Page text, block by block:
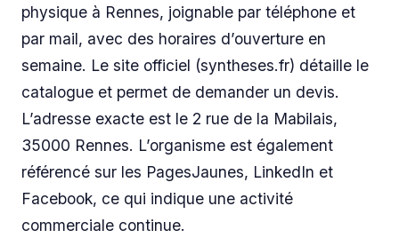
physique à Rennes, joignable par téléphone et
par mail, avec des horaires d’ouverture en
semaine. Le site officiel (syntheses.fr) détaille le
catalogue et permet de demander un devis.
L’adresse exacte est le 2 rue de la Mabilais,
35000 Rennes. L’organisme est également
référencé sur les PagesJaunes, LinkedIn et
Facebook, ce qui indique une activité
commerciale continue.